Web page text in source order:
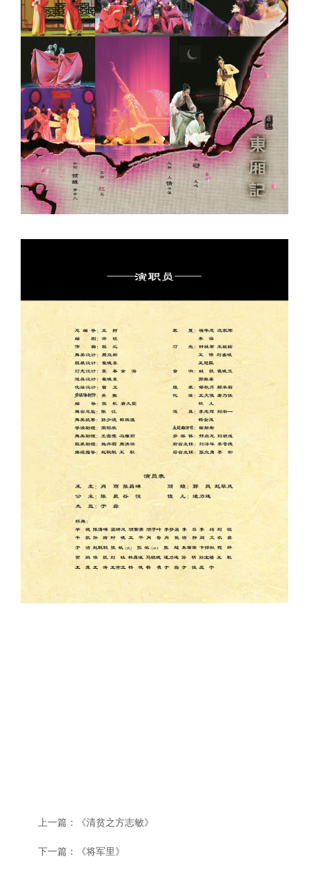
上一篇： 《清贫之方志敏》
下一篇： 《将军里》